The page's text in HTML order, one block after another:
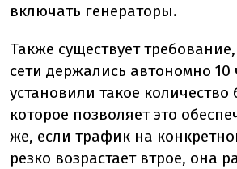
включать генераторы.
Также существует
сети держались автономно
установили такое количество
которое позволяет это
же, если трафик на
резко возрастает втрое, она